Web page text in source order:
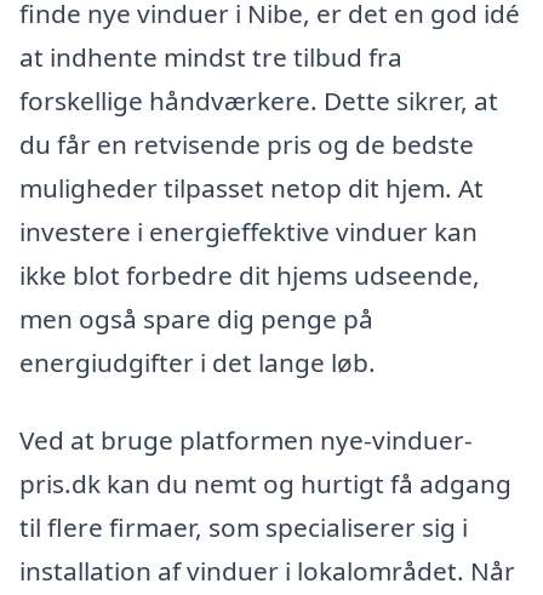
finde nye vinduer i Nibe, er det en god idé
at indhente mindst tre tilbud fra
forskellige håndværkere. Dette sikrer, at
du får en retvisende pris og de bedste
muligheder tilpasset netop dit hjem. At
investere i energieffektive vinduer kan
ikke blot forbedre dit hjems udseende,
men også spare dig penge på
energiudgifter i det lange løb.
Ved at bruge platformen nye-vinduer-
pris.dk kan du nemt og hurtigt få adgang
til flere firmaer, som specialiserer sig i
installation af vinduer i lokalområdet. Når